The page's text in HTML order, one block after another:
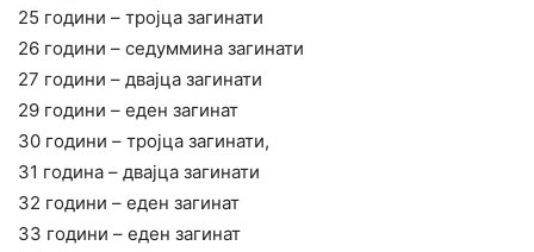
25 години – тројца загинати
26 години – седуммина загинати
27 години – двајца загинати
29 години – еден загинат
30 години – тројца загинати,
31 година – двајца загинати
32 години – еден загинат
33 години – еден загинат